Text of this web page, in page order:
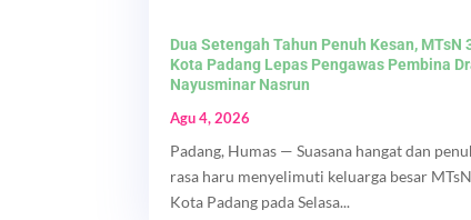
Dua Setengah Tahun Penuh Kesan, MTsN
Kota Padang Lepas Pengawas Pembina
Nayusminar Nasrun
Agu 4, 2026
Padang, Humas — Suasana hangat dan
rasa haru menyelimuti keluarga besar
Kota Padang pada Selasa...